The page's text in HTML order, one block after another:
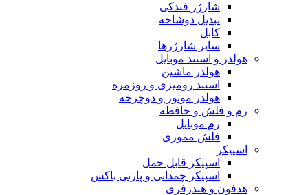
شارژر فندکی
تبدیل دوشاخه
کابل
سایر شارژرها
هولدر و استند موبایل
هولدر ماشین
استند رومیزی و روزمره
هولدر موتور و دوچرخه
رم و فلش و حافظه
رم موبایل
فلش مموری
اسپیکر
اسپیکر قابل حمل
اسپیکر چمدانی و پارتی باکس
هدفون و هندزفری